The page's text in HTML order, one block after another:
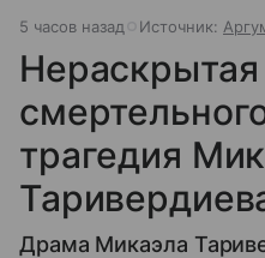
5 часов назад Источник:
Нераскрытая
трагедия
Драма Микаэла